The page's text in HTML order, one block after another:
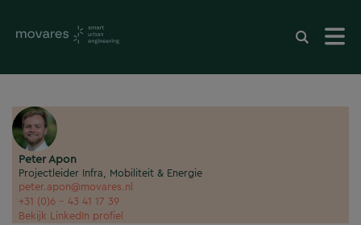
Peter Apon
Projectleider Infra, Mobiliteit & Energie
peter.apon@movares.nl
+31 (0)6 - 43 41 17 39
Bekijk LinkedIn profiel